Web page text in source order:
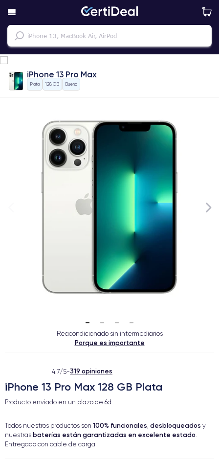
iPhone 13 Pro Max
Plata 128 GB Bueno
Reacondicionado sin intermediarios
Porque es importante
4.7/5-319 opiniones
iPhone 13 Pro Max 128 GB Plata
Producto enviado en un plazo de 6d
Todos nuestros productos son 100% funcionales, desbloqueados y
nuestras baterías están garantizadas en excelente estado.
Entregado con cable de carga.